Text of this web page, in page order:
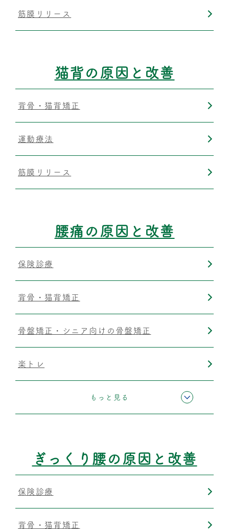
筋膜リリース
猫背の原因と改善
背骨・猫背矯正
運動療法
筋膜リリース
腰痛の原因と改善
保険診療
背骨・猫背矯正
骨盤矯正・シニア向けの骨盤矯正
楽トレ
もっと見る
ぎっくり腰の原因と改善
保険診療
背骨・猫背矯正